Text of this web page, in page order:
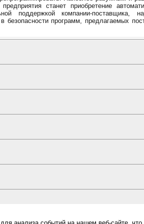
станет приобретение
поддержкой компании-поставщика,
безопасности программ, предлагаемых
оборудования для автоматизации общепита и торговли,